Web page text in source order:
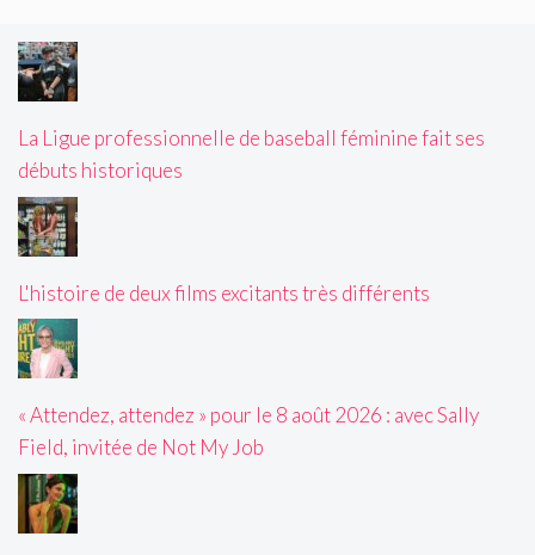
La Ligue professionnelle de baseball féminine fait ses
débuts historiques
L'histoire de deux films excitants très différents
« Attendez, attendez » pour le 8 août 2026 : avec Sally
Field, invitée de Not My Job